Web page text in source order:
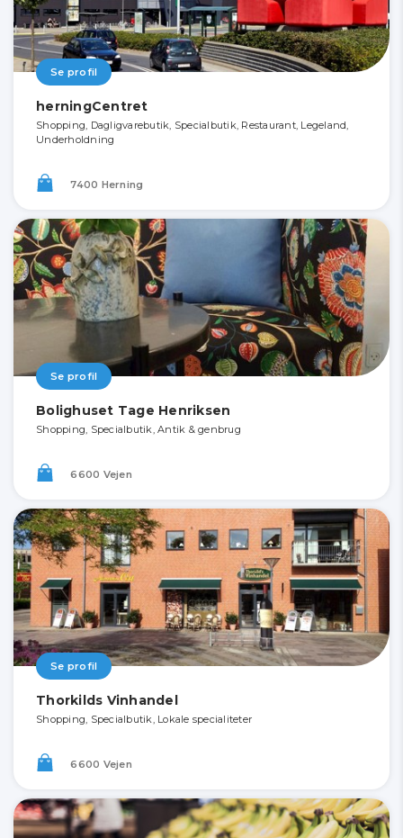
Se profil
herningCentret
Shopping, Dagligvarebutik, Specialbutik, Restaurant, Legeland,
Underholdning
7400 Herning
Se profil
Bolighuset Tage Henriksen
Shopping, Specialbutik, Antik & genbrug
6600 Vejen
Se profil
Thorkilds Vinhandel
Shopping, Specialbutik, Lokale specialiteter
6600 Vejen